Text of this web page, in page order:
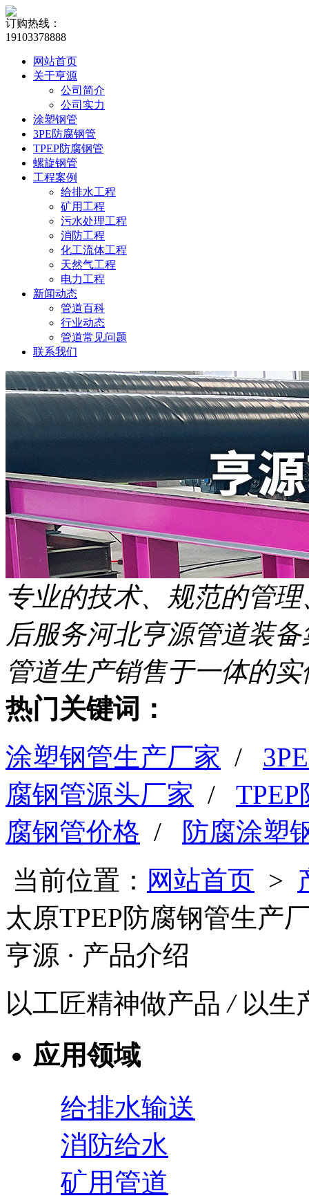
订购热线：
19103378888
网站首页
关于亨源
公司简介
公司实力
涂塑钢管
3PE防腐钢管
TPEP防腐钢管
螺旋钢管
工程案例
给排水工程
矿用工程
污水处理工程
消防工程
化工流体工程
天然气工程
电力工程
新闻动态
管道百科
行业动态
管道常见问题
联系我们
专业的技术、规范的管
后服务河北亨源管道装
管道生产销售于一体的
热门关键词：
涂塑钢管生产厂家 /
腐钢管源头厂家 /
腐钢管价格 /
防腐涂塑
当前位置： 网站首页 >
太原TPEP防腐钢管生产
亨源 · 产品介绍
以工匠精神做产品/以生
应用领域
给排水输送
消防给水
矿用管道